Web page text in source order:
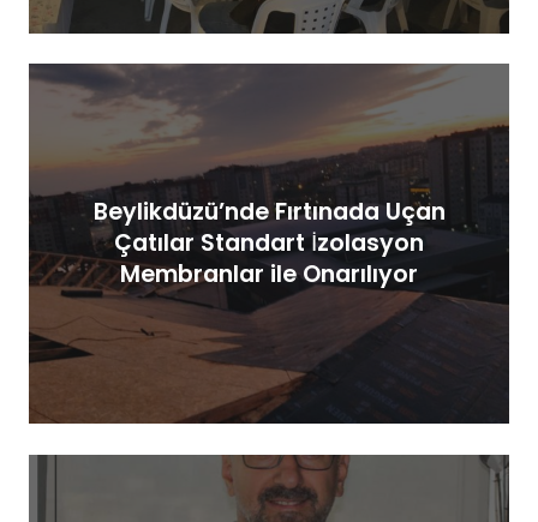
Beylikdüzü’nde Fırtınada Uçan
Çatılar Standart İzolasyon
Membranlar ile Onarılıyor